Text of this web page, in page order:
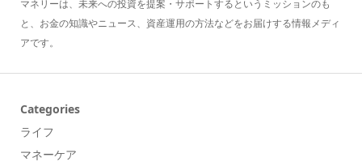
マネリーは、未来への投資を提案・サポートするというミッションのも
と、お金の知識やニュース、資産運用の方法などをお届けする情報メディ
アです。
Categories
ライフ
マネーケア